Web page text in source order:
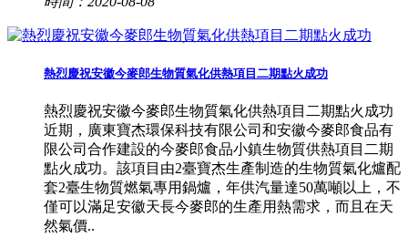
熱烈慶祝安徽今麥郎生物質氣化供熱項目二期點火成功
熱烈慶祝安徽今麥郎生物質氣化供熱項目二期點火成功
近期，廣東寶杰環保科技有限公司和安徽今麥郎食品有
限公司合作建設的今麥郎食品小鎮生物質供熱項目二期
點火成功。該項目由2臺寶杰生產制造的生物質氣化爐配
套2臺生物質燃氣專用鍋爐，年供汽量達50萬噸以上，不
僅可以滿足安徽天長今麥郎的生產用熱需求，而且在天
然氣價..